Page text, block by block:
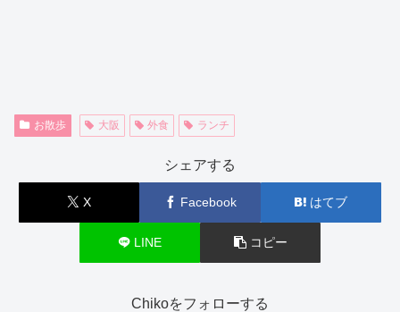
お散歩 大阪 外食 ランチ
シェアする
X Facebook はてブ
LINE コピー
Chikoをフォローする